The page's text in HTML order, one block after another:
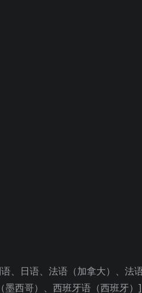
、日语、法语（加拿大）、法
墨西哥）、西班牙语（西班牙）]